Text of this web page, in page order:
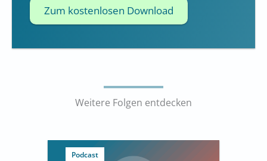
Zum kostenlosen Download
Weitere Folgen entdecken
Podcast